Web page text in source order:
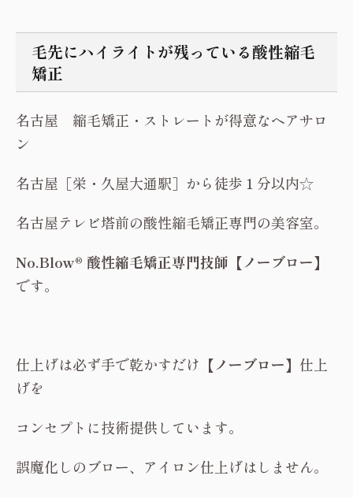
毛先にハイライトが残っている酸性縮毛
矯正
名古屋 縮毛矯正・ストレートが得意なヘアサロ
ン
名古屋［栄・久屋大通駅］から徒歩１分以内☆
名古屋テレビ塔前の酸性縮毛矯正専門の美容室。
No.Blow® 酸性縮毛矯正専門技師【ノーブロー】
です。
仕上げは必ず手で乾かすだけ 【ノーブロー】 仕上
げを
コンセプトに技術提供しています。
誤魔化しのブロー、アイロン仕上げはしません。